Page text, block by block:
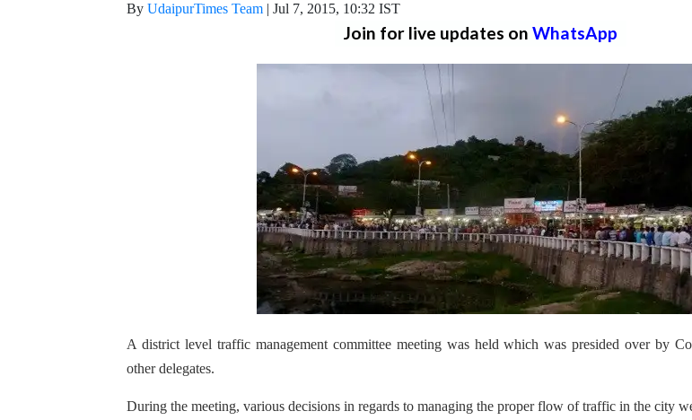
By UdaipurTimes Team | Jul 7, 2015, 10:32 IST
Join for live updates on WhatsApp
A district level traffic management committee meeting was held which was presided over by
other delegates.
During the meeting, various decisions in regards to managing the proper flow of traffic in the city